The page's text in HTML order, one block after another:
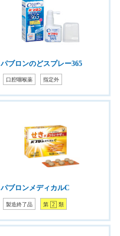
パブロンのどスプレー365
口腔咽喉薬 指定外
パブロンメディカルC
製造終了品 第 2 類